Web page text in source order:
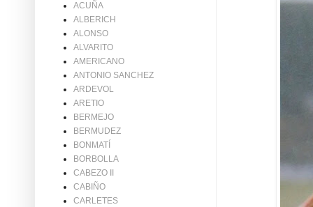
ACUÑA
ALBERICH
ALONSO
ALVARITO
AMERICANO
ANTONIO SANCHEZ
ARDEVOL
ARETIO
BERMEJO
BERMUDEZ
BONMATÍ
BORBOLLA
CABEZO II
CABIÑO
CARLETES